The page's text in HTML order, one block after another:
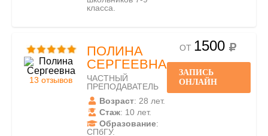
класса.
13 отзывов
ПОЛИНА
СЕРГЕЕВНА
ЧАСТНЫЙ
ПРЕПОДАВАТЕЛЬ
Возраст: 28 лет.
Стаж: 10 лет.
Образование:
СПбГУ.
ОТ 1500
ЗАПИСЬ
ОНЛАЙН